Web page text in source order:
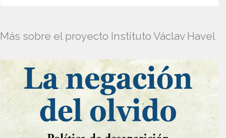
Más sobre el proyecto Instituto Václav Havel